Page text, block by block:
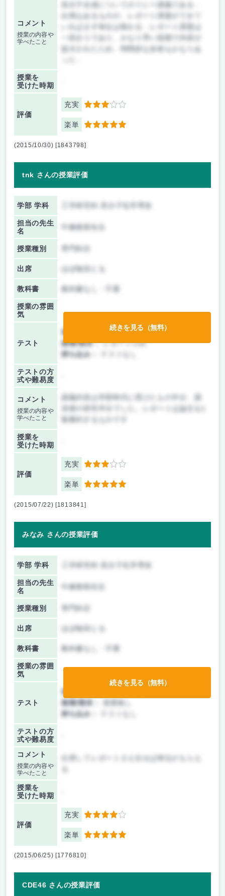
コメント
授業の内容や
学べたこと
高分子合成についてのリレー講義である．
出席はあるものの、レポート課題ができて
一回きりであり、かなり早い段階で内容が
提示されたため、時間的な余裕もかなりあ
授業を
受けた時期
評価
充実 3
楽単 5
(2015/10/30) [1843798]
tnk さんの授業評価
学部 学科
担当の先生
名
中條善樹先生
授業種別
出席 ほぼ毎回とる
教科書 教科書なし・不要
授業の雰囲
気
テスト
前期/中間：
レポートのみ
後期/期末：レポートのみ
持ち込み：
テストの方
式や難易度
コメント
授業の内容や
学べたこと
講義内容は学部時代に受けたもの半分、講
演者の研究半分でした。レポートは論文を1
授業を
受けた時期
評価
充実 3
楽単 5
続きを見る（無料）
(2015/07/22) [1813841]
みなみ さんの授業評価
学部 学科
担当の先生
名
中條善樹先生
授業種別
出席 ほぼ毎回とる
教科書 教科書なし・不要
授業の雰囲
気
テスト
前期/中間：
後期/期末：
授業無し
持ち込み：
テストの方
式や難易度
コメント
授業の内容や
学べたこと
授業を
受けた時期
評価
充実 4
楽単 5
続きを見る（無料）
(2015/06/25) [1776810]
CDE46 さんの授業評価